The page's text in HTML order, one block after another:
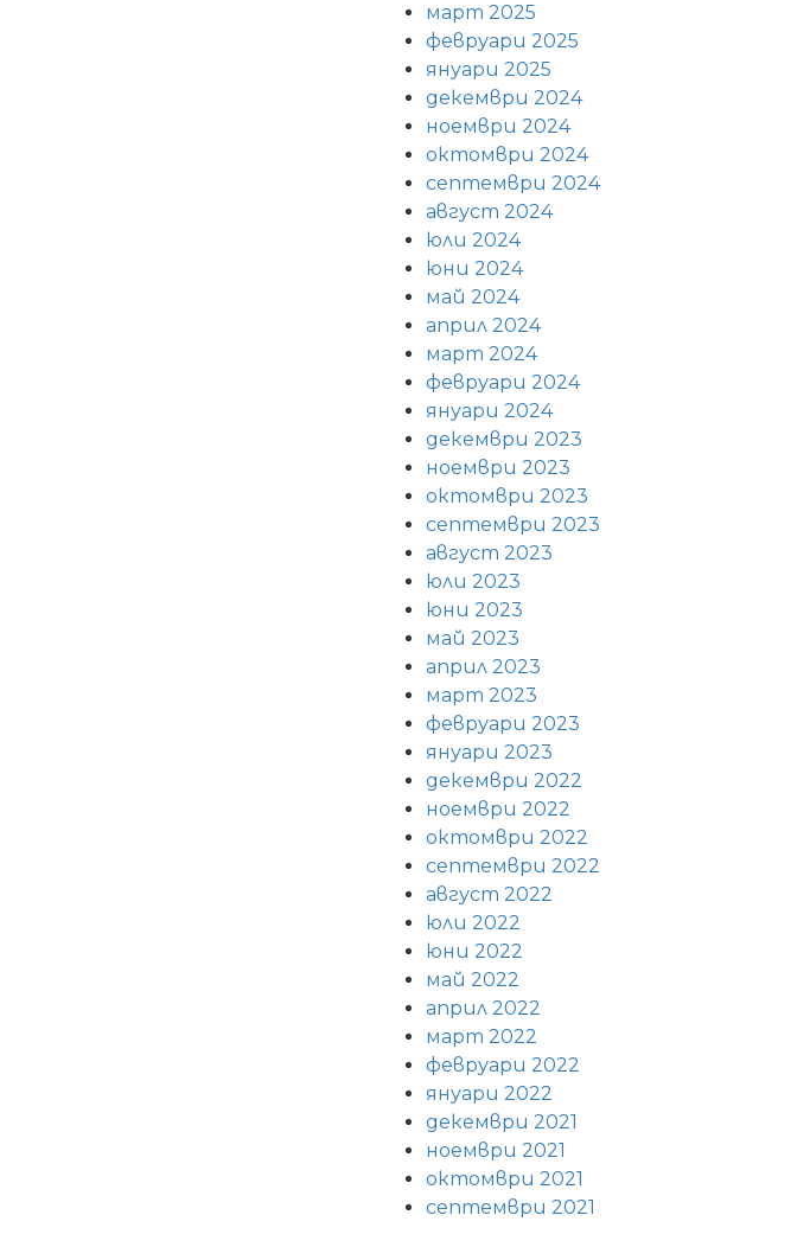
март 2025
февруари 2025
януари 2025
декември 2024
ноември 2024
октомври 2024
септември 2024
август 2024
юли 2024
юни 2024
май 2024
април 2024
март 2024
февруари 2024
януари 2024
декември 2023
ноември 2023
октомври 2023
септември 2023
август 2023
юли 2023
юни 2023
май 2023
април 2023
март 2023
февруари 2023
януари 2023
декември 2022
ноември 2022
октомври 2022
септември 2022
август 2022
юли 2022
юни 2022
май 2022
април 2022
март 2022
февруари 2022
януари 2022
декември 2021
ноември 2021
октомври 2021
септември 2021